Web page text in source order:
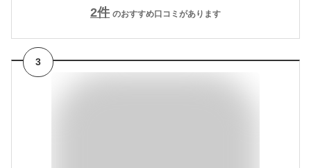
2件 のおすすめ口コミがあります
3